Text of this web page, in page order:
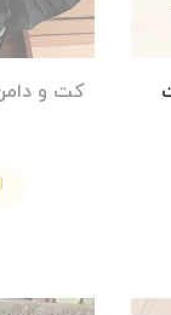
کت و